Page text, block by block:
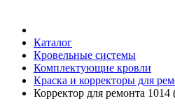
Каталог
Кровельные системы
Комплектующие кровли
Краска и корректоры для
Корректор для ремонта 1014